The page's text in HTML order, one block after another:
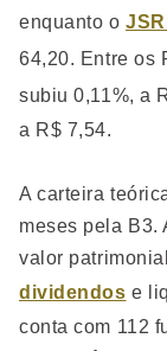
enquanto o
64,20. Entre os
subiu 0,11%, a
a R$ 7,54.
A carteira
meses pela B3.
valor
dividendos e
conta com 112